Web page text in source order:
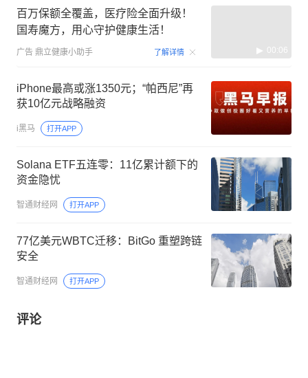
百万保额全覆盖，医疗险全面升级！
国寿魔方，用心守护健康生活！
广告 鼎立健康小助手 了解详情 00:06
iPhone最高或涨1350元；“帕西尼”再
获10亿元战略融资
i黑马 打开APP
Solana ETF五连零：11亿累计额下的
资金隐忧
智通财经网 打开APP
77亿美元WBTC迁移：BitGo 重塑跨链
安全
智通财经网 打开APP
评论